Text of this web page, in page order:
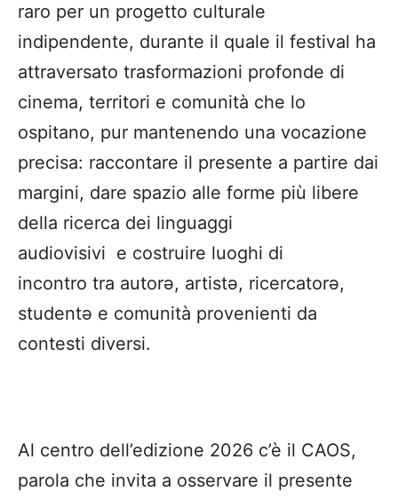
raro per un progetto culturale
indipendente, durante il quale il festival ha
attraversato trasformazioni profonde di
cinema, territori e comunità che lo
ospitano, pur mantenendo una vocazione
precisa: raccontare il presente a partire dai
margini, dare spazio alle forme più libere
della ricerca dei linguaggi
audiovisivi e costruire luoghi di
incontro tra autorə, artistə, ricercatorə,
studentə e comunità provenienti da
contesti diversi.
Al centro dell’edizione 2026 c’è il CAOS,
parola che invita a osservare il presente